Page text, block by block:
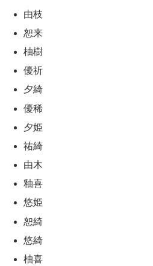
由枝
恕来
柚樹
優祈
夕綺
優稀
夕姫
祐綺
由木
釉喜
悠姫
恕綺
悠綺
柚喜